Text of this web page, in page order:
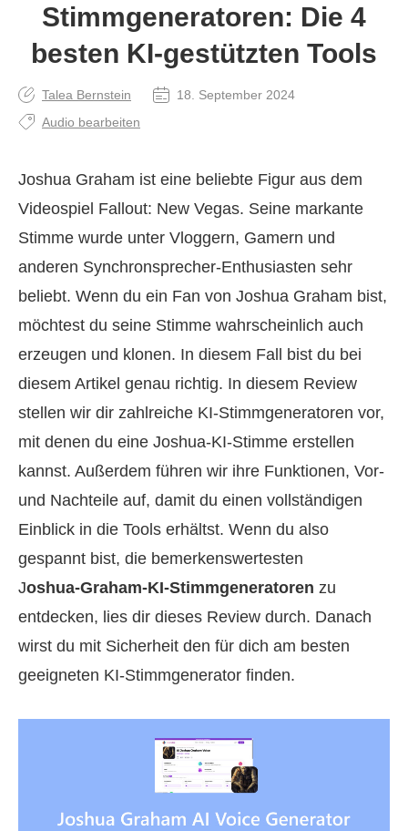
Stimmgeneratoren: Die 4
besten KI-gestützten Tools
Talea Bernstein
18. September 2024
Audio bearbeiten
Joshua Graham ist eine beliebte Figur aus dem
Videospiel Fallout: New Vegas. Seine markante
Stimme wurde unter Vloggern, Gamern und
anderen Synchronsprecher-Enthusiasten sehr
beliebt. Wenn du ein Fan von Joshua Graham bist,
möchtest du seine Stimme wahrscheinlich auch
erzeugen und klonen. In diesem Fall bist du bei
diesem Artikel genau richtig. In diesem Review
stellen wir dir zahlreiche KI‑Stimmgeneratoren vor,
mit denen du eine Joshua‑KI‑Stimme erstellen
kannst. Außerdem führen wir ihre Funktionen, Vor-
und Nachteile auf, damit du einen vollständigen
Einblick in die Tools erhältst. Wenn du also
gespannt bist, die bemerkenswertesten
Joshua‑Graham‑KI‑Stimmgeneratoren zu
entdecken, lies dir dieses Review durch. Danach
wirst du mit Sicherheit den für dich am besten
geeigneten KI‑Stimmgenerator finden.